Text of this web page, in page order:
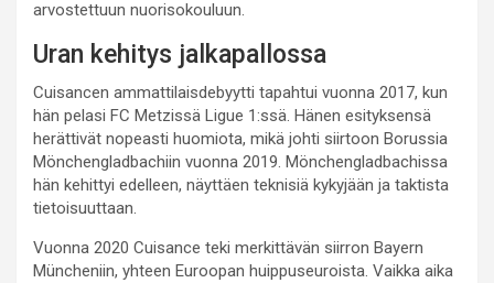
arvostettuun nuorisokouluun.
Uran kehitys jalkapallossa
Cuisancen ammattilaisdebyytti tapahtui vuonna 2017, kun
hän pelasi FC Metzissä Ligue 1:ssä. Hänen esityksensä
herättivät nopeasti huomiota, mikä johti siirtoon Borussia
Mönchengladbachiin vuonna 2019. Mönchengladbachissa
hän kehittyi edelleen, näyttäen teknisiä kykyjään ja taktista
tietoisuuttaan.
Vuonna 2020 Cuisance teki merkittävän siirron Bayern
Müncheniin, yhteen Euroopan huippuseuroista. Vaikka aika